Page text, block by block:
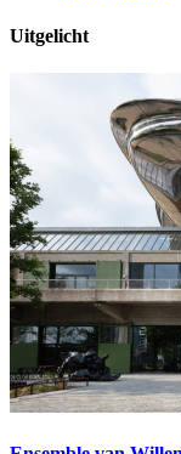
Uitgelicht